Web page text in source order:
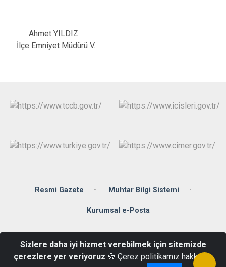
Ahmet YILDIZ
İlçe Emniyet Müdürü V.
Resmi Gazete Muhtar Bilgi Sistemi
Kurumsal e-Posta
Terme/SAMSUN
+90 (362) 876 10 03
Sizlere daha iyi hizmet verebilmek için sitemizde
çerezlere yer veriyoruz 🍪 Çerez politikamız hakkında